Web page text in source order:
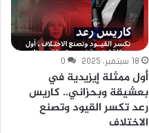
18 سبتمبر، 2025 0
أول ممثلة إيزيدية في
بعشيقة وبحزاني.. كاريس
رعد تكسر القيود وتصنع
الاختلاف